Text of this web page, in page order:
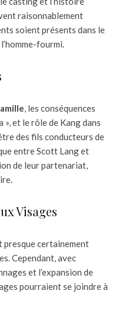
raisonnablement
soient présents dans le
fourmi.
, les conséquences
», et le rôle de Kang dans
des fils conducteurs de
entre Scott Lang et
de leur partenariat,
Visages
presque certainement
Cependant, avec
et l’expansion de
pourraient se joindre à